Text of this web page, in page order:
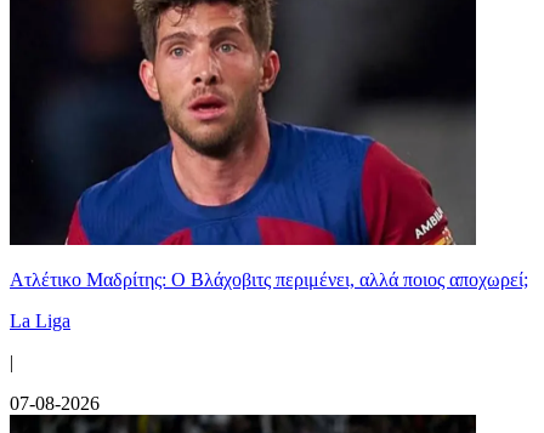
Ατλέτικο Μαδρίτης: Ο Βλάχοβιτς περιμένει, αλλά ποιος αποχωρεί;
La Liga
|
07-08-2026